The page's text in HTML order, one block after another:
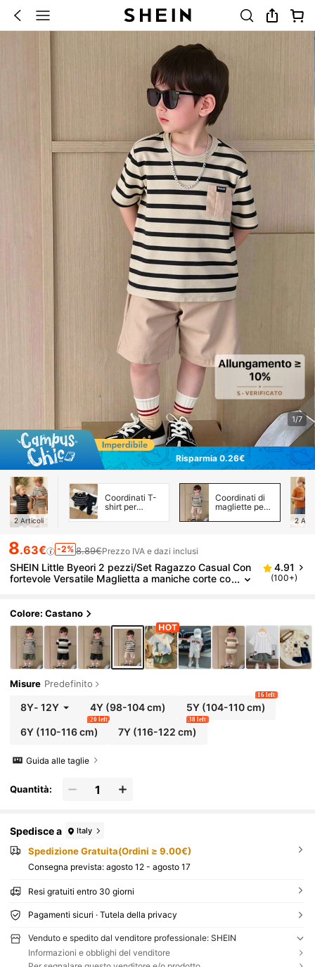
1/7
Risparmia 0.26€
2 Articoli
Coordinati T-
shirt per
Coordinati di
magliette per
2
8.63€ -2% 8.89€Prezzo IVA e dazi inclusi
SHEIN Little Byeori 2 pezzi/Set Ragazzo Casual Con
fortevole Versatile Maglietta a maniche corte co
4.91
(100+)
Colore: Castano
Misure Predefinito
8Y- 12Y 4Y (98-104 cm) 5Y (104-110 cm)
16 left
6Y(110-116 cm)
20 left
7Y (116-122 cm)
38 left
Guida alle taglie
Quantità:
Spedisce a Italy
Spedizione Gratuita(Ordini ≥ 9.00€)
Consegna prevista: agosto 12 - agosto 17
Resi gratuiti entro 30 giorni
Pagamenti sicuri · Tutela della privacy
Venduto e spedito dal venditore professionale: SHEIN
Informazioni e obblighi del venditore